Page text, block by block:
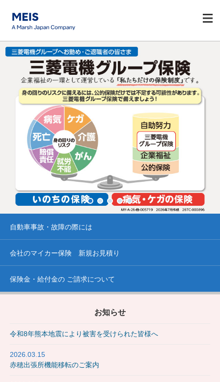
自動車事故・故障の際には
会社のマイカー保険 新規お見積り
保険金・給付金の ご請求について
お知らせ
令和8年熊本地震により被害を受けられた皆様へ
2026.03.15
赤穂出張所機能移転のご案内